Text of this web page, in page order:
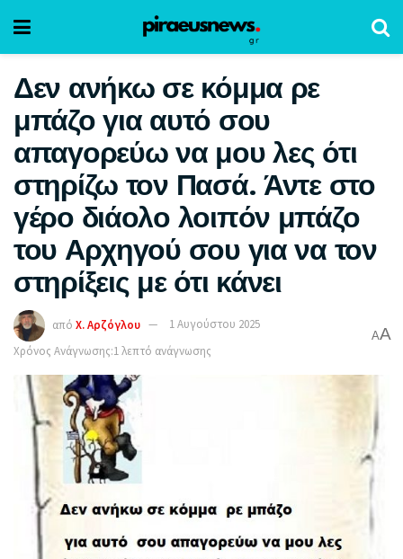
Δεν ανήκω σε κόμμα ρε
μπάζο για αυτό σου
απαγορεύω να μου λες ότι
στηρίζω τον Πασά. Άντε στο
γέρο διάολο λοιπόν μπάζο
του Αρχηγού σου για να τον
στηρίξεις με ότι κάνει
από Χ. Αρζόγλου
1 Αυγούστου 2025
Χρόνος Ανάγνωσης:1 λεπτό ανάγνωσης
AA